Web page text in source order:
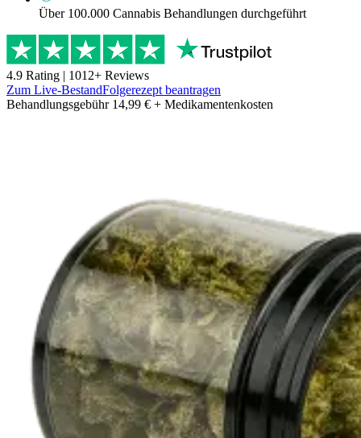
Über 100.000 Cannabis Behandlungen durchgeführt
4.9 Rating | 1012+ Reviews
Zum Live-BestandFolgerezept beantragen
Behandlungsgebühr 14,99 € + Medikamentenkosten